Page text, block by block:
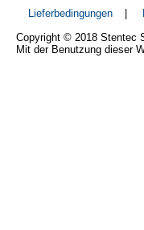
Lieferbedingungen |
Copyright © 2018 Stentec
Mit der Benutzung dieser